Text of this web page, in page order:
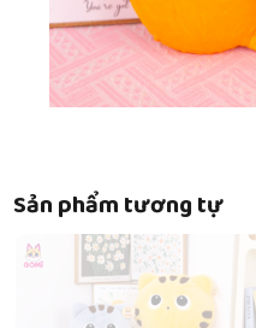
Sản phẩm tương tự